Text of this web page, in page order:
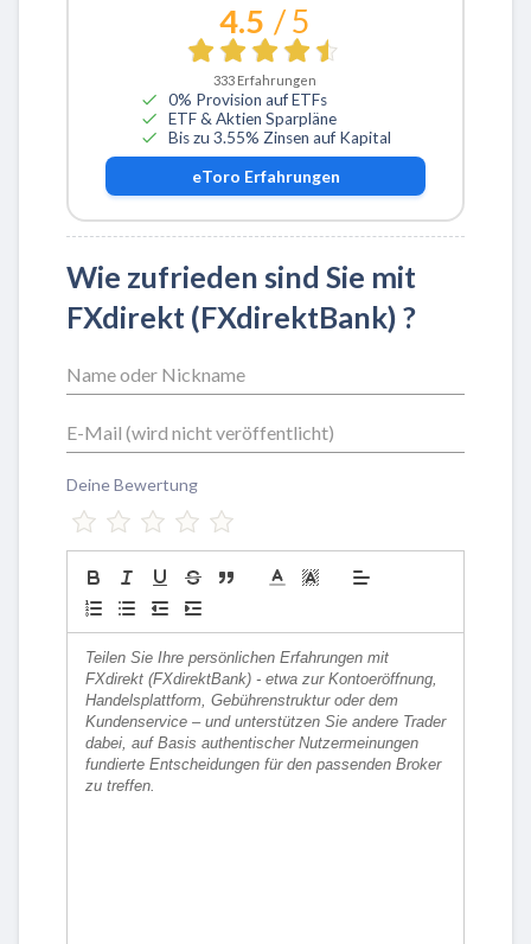
4.5 / 5
333 Erfahrungen
0% Provision auf ETFs
ETF & Aktien Sparpläne
Bis zu 3.55% Zinsen auf Kapital
eToro Erfahrungen
Wie zufrieden sind Sie mit
FXdirekt (FXdirektBank) ?
Deine Bewertung